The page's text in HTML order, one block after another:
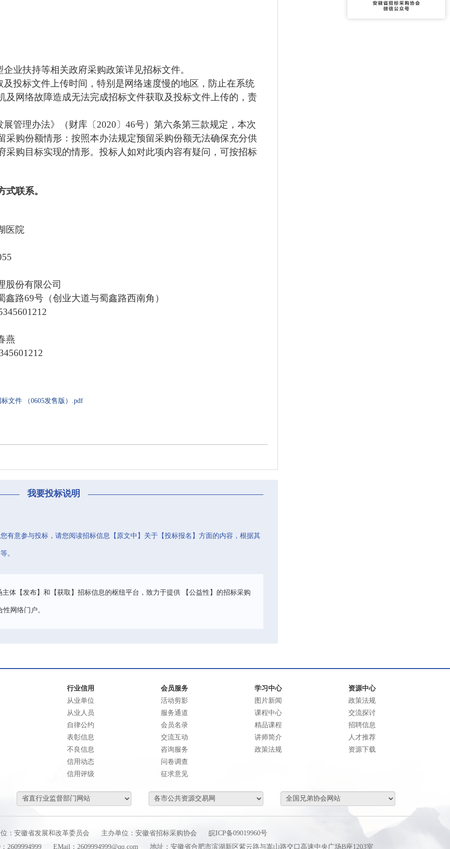
业扶持等相关政府采购政策详见招标文件。
投标文件上传时间，特别是网络速度慢的地区，防止在系统
及网络故障造成无法完成招标文件获取及投标文件上传的，责
管理办法》（财库〔2020〕46号）第六条第三款规定，本次
采购份额情形：按照本办法规定预留采购份额无法确保充分供
采购目标实现的情形。投标人如对此项内容有疑问，可按招标
式联系。
医院
5
股份有限公司
鑫路69号（创业大道与蜀鑫路西南角）
燕
文件 （0605发售版）.pdf
我要投标说明
有意参与投标，请您阅读招标信息【原文中】关于【投标报名】方面的内容，根据其
。
体【发布】和【获取】招标信息的枢纽平台，致力于提供 【公益性】的招标采购
网络门户。
行业信用
从业单位
从业人员
自律公约
表彰信息
不良信息
信用动态
信用评级
会员服务
活动剪影
服务通道
会员名录
交流互动
咨询服务
问卷调查
征求意见
学习中心
图片新闻
课程中心
精品课程
讲师简介
政策法规
资源中心
政策法规
交流探讨
招聘信息
人才推荐
资源下载
：安徽省发展和改革委员会 主办单位：安徽省招标采购协会
皖ICP备09019960号
2609994999 EMail：2609994999@qq.com 地址：安徽省合肥市滨湖新区紫云路与嵩山路交口高速中央广场B座1203室